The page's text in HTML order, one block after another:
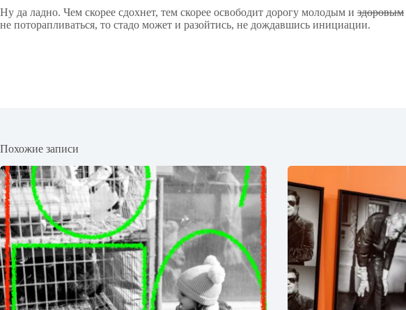
Ну да ладно. Чем скорее сдохнет, тем скорее освободит дорогу молодым и здоровым
не поторапливаться, то стадо может и разойтись, не дождавшись инициации.
Похожие записи